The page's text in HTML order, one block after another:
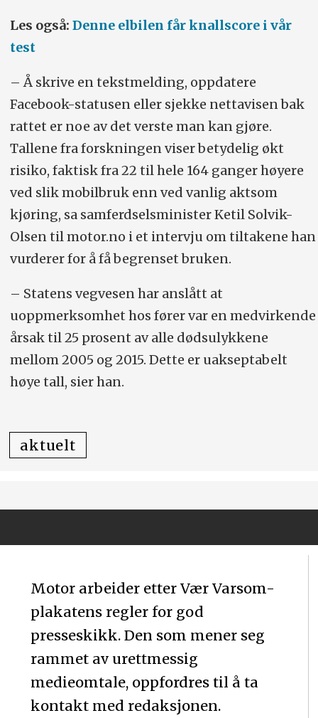
Les også: Denne elbilen får knallscore i vår
test
– Å skrive en tekstmelding, oppdatere
Facebook-statusen eller sjekke nettavisen bak
rattet er noe av det verste man kan gjøre.
Tallene fra forskningen viser betydelig økt
risiko, faktisk fra 22 til hele 164 ganger høyere
ved slik mobilbruk enn ved vanlig aktsom
kjøring, sa samferdselsminister Ketil Solvik-
Olsen til motor.no i et intervju om tiltakene han
vurderer for å få begrenset bruken.
– Statens vegvesen har anslått at
uoppmerksomhet hos fører var en medvirkende
årsak til 25 prosent av alle dødsulykkene
mellom 2005 og 2015. Dette er uakseptabelt
høye tall, sier han.
aktuelt
Motor arbeider etter Vær Varsom-
plakatens regler for god
presseskikk. Den som mener seg
rammet av urettmessig
medieomtale, oppfordres til å ta
kontakt med redaksjonen.